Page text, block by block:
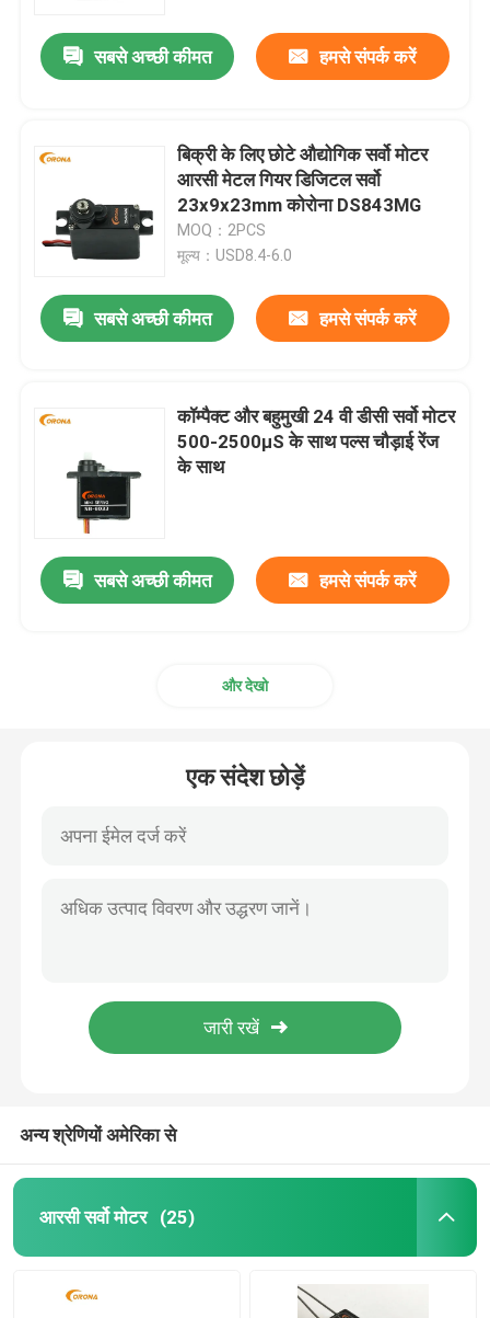
सबसे अच्छी कीमत हमसे संपर्क करें
बिक्री के लिए छोटे औद्योगिक सर्वो मोटर
आरसी मेटल गियर डिजिटल सर्वो
23x9x23mm कोरोना DS843MG
MOQ：2PCS
मूल्य：USD8.4-6.0
सबसे अच्छी कीमत हमसे संपर्क करें
कॉम्पैक्ट और बहुमुखी 24 वी डीसी सर्वो मोटर
500-2500μS के साथ पल्स चौड़ाई रेंज
के साथ
सबसे अच्छी कीमत हमसे संपर्क करें
और देखो
एक संदेश छोड़ें
अन्य श्रेणियों अमेरिका से
आरसी सर्वो मोटर (25)